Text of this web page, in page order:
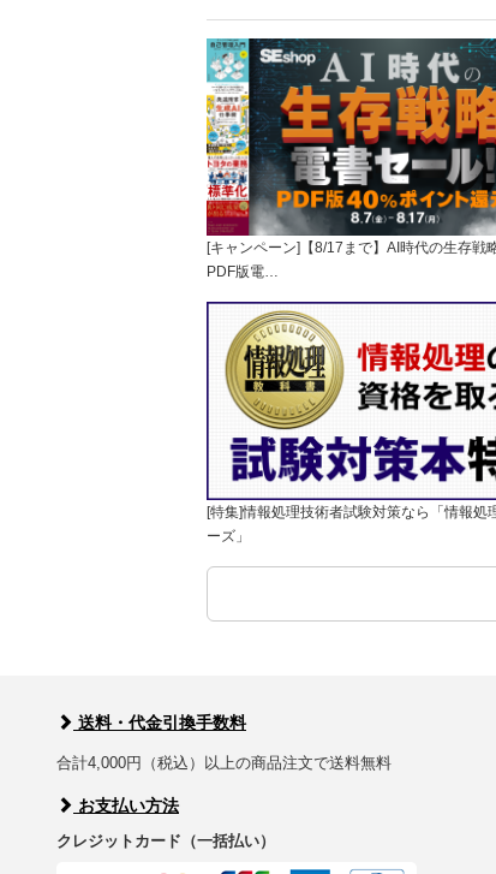
[キャンペーン]【8/17まで】AI時代の生存戦
PDF版電…
[特集]情報処理技術者試験対策なら「情報処
ーズ」
送料・代金引換手数料
合計4,000円（税込）以上の商品注文で送料無料
お支払い方法
クレジットカード（一括払い）